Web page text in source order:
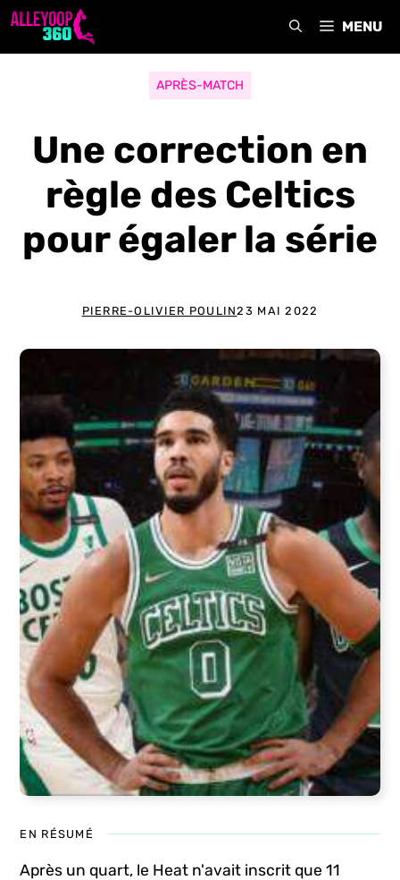
Aller
MENU
APRÈS-MATCH
Une correction en
règle des Celtics
pour égaler la série
PIERRE-OLIVIER POULIN23 MAI 2022
EN RÉSUMÉ
Après un quart, le Heat n'avait inscrit que 11